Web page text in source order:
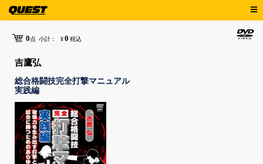
0点 小計： ¥0 税込
吉鷹弘
総合格闘技完全打撃マニュアル
実践編